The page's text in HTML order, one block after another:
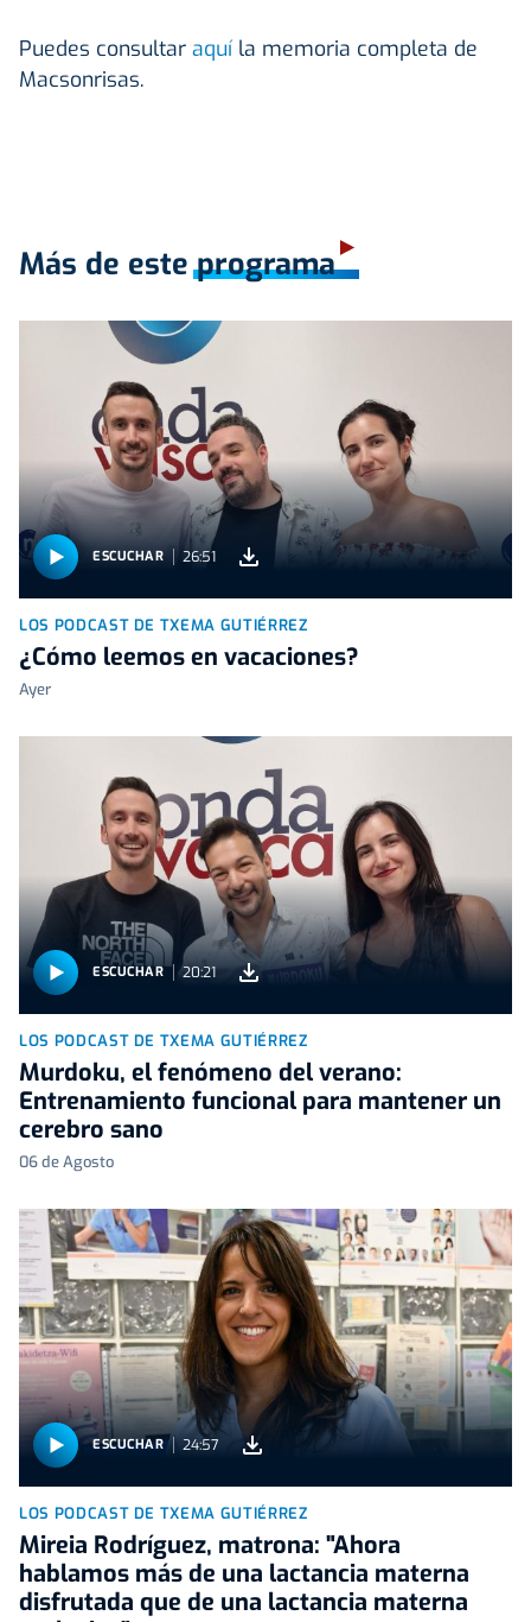
Puedes consultar aquíla memoria completa de
Macsonrisas.
Más de este programa
ESCUCHAR 26:51
LOS PODCAST DE TXEMA GUTIÉRREZ
¿Cómo leemos en vacaciones?
Ayer
ESCUCHAR 20:21
LOS PODCAST DE TXEMA GUTIÉRREZ
Murdoku, el fenómeno del verano:
Entrenamiento funcional para mantener un
cerebro sano
06 de Agosto
ESCUCHAR 24:57
LOS PODCAST DE TXEMA GUTIÉRREZ
Mireia Rodríguez, matrona: "Ahora
hablamos más de una lactancia materna
disfrutada que de una lactancia materna